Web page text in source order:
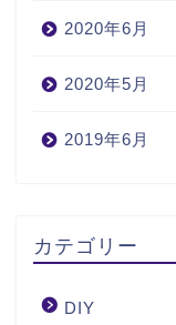
2020年6月
2020年5月
2019年6月
カテゴリー
DIY